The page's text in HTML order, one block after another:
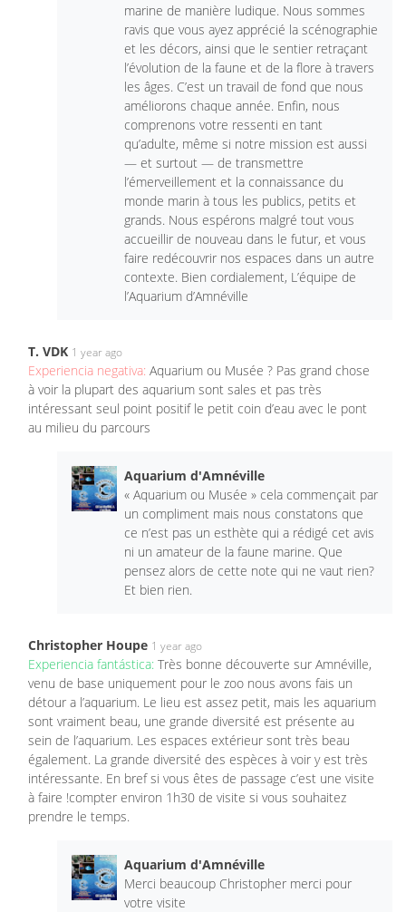
marine de manière ludique. Nous sommes
ravis que vous ayez apprécié la scénographie
et les décors, ainsi que le sentier retraçant
l’évolution de la faune et de la flore à travers
les âges. C’est un travail de fond que nous
améliorons chaque année. Enfin, nous
comprenons votre ressenti en tant
qu’adulte, même si notre mission est aussi
— et surtout — de transmettre
l’émerveillement et la connaissance du
monde marin à tous les publics, petits et
grands. Nous espérons malgré tout vous
accueillir de nouveau dans le futur, et vous
faire redécouvrir nos espaces dans un autre
contexte. Bien cordialement, L’équipe de
l’Aquarium d’Amnéville
T. VDK 1 year ago
Experiencia negativa: Aquarium ou Musée ? Pas grand chose
à voir la plupart des aquarium sont sales et pas très
intéressant seul point positif le petit coin d’eau avec le pont
au milieu du parcours
Aquarium d'Amnéville
« Aquarium ou Musée » cela commençait par
un compliment mais nous constatons que
ce n’est pas un esthète qui a rédigé cet avis
ni un amateur de la faune marine. Que
pensez alors de cette note qui ne vaut rien?
Et bien rien.
Christopher Houpe 1 year ago
Experiencia fantástica: Très bonne découverte sur Amnéville,
venu de base uniquement pour le zoo nous avons fais un
détour a l’aquarium. Le lieu est assez petit, mais les aquarium
sont vraiment beau, une grande diversité est présente au
sein de l’aquarium. Les espaces extérieur sont très beau
également. La grande diversité des espèces à voir y est très
intéressante. En bref si vous êtes de passage c’est une visite
à faire !compter environ 1h30 de visite si vous souhaitez
prendre le temps.
Aquarium d'Amnéville
Merci beaucoup Christopher merci pour
votre visite